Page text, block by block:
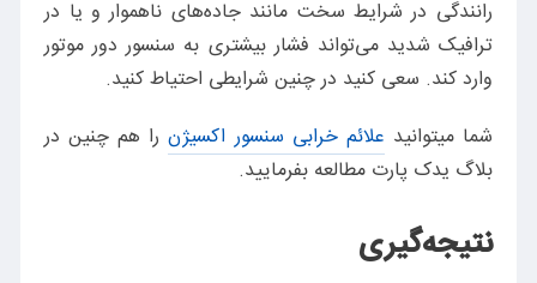
رانندگی در شرایط سخت مانند جاده‌های ناهموار و یا در
ترافیک شدید می‌تواند فشار بیشتری به سنسور دور موتور
وارد کند. سعی کنید در چنین شرایطی احتیاط کنید.
شما میتوانید علائم خرابی سنسور اکسیژنرا هم چنین در
بلاگ یدک پارت مطالعه بفرمایید.
نتیجه‌گیری